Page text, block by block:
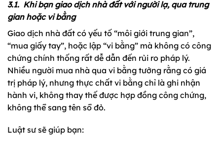
3.1. Khi bạn giao dịch nhà đất với người lạ, qua trung
gian hoặc vi bằng
Giao dịch nhà đất có yếu tố “môi giới trung gian”,
“mua giấy tay”, hoặc lập “vi bằng” mà không có công
chứng chính thống rất dễ dẫn đến rủi ro pháp lý.
Nhiều người mua nhà qua vi bằng tưởng rằng có giá
trị pháp lý, nhưng thực chất vi bằng chỉ là ghi nhận
hành vi, không thay thế được hợp đồng công chứng,
không thể sang tên sổ đỏ.
Luật sư sẽ giúp bạn: